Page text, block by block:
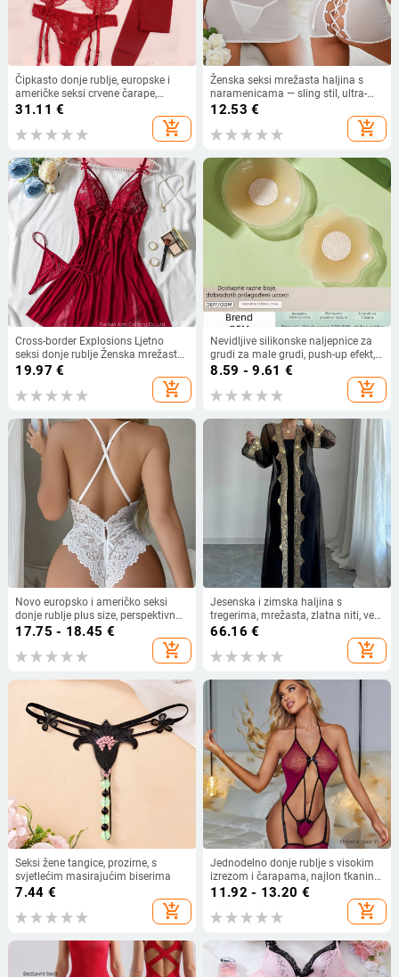
Čipkasto donje rublje, europske i
američke seksi crvene čarape,
podvezica, četverodijelno donje
rublje s prednjim gumbima, tange
31.11 €
add_shopping_cart
Ženska seksi mrežasta haljina s
naramenicama — sling stil, ultra-
tanki poliester, 90–95% glavnog
12.53 €
add_shopping_cart
Cross-border Explosions Ljetno
seksi donje rublje Ženska mrežasta
spavaćica Crvena čipka s vezom
19.97 €
add_shopping_cart
Nevidljive silikonske naljepnice za
grudi za male grudi, push-up efekt,
prozirni ulošci u grudnjak
8.59 - 9.61 €
add_shopping_cart
Novo europsko i američko seksi
donje rublje plus size, perspektivno
seksi čipkasto otvoreno međunožje
s mašnom, spojeno donje rublje
17.75 - 18.45 €
add_shopping_cart
Jesenska i zimska haljina s
tregerima, mrežasta, zlatna niti, vez,
jakna, kardigan, dvodijelna haljina,
66.16 €
add_shopping_cart
Seksi žene tangice, prozirne, s
svjetlećim masirajućim biserima
7.44 €
add_shopping_cart
Jednodelno donje rublje s visokim
izrezom i čarapama, najlon tkanina,
90–95% najlona, 161–180 g/m2,
dekolte koji otkriva grudi, proljeće
2025
11.92 - 13.20 €
add_shopping_cart